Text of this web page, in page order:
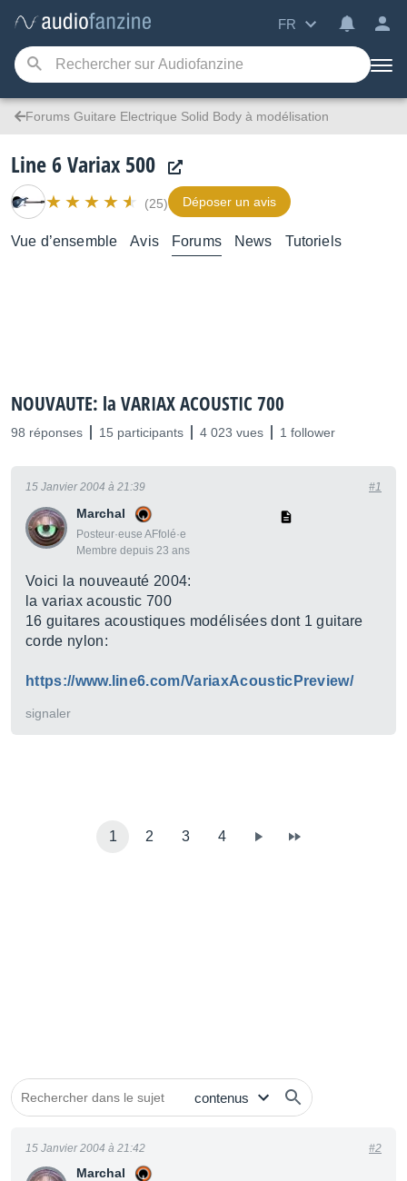
FR
Forums Guitare Electrique Solid Body à modélisation
Line 6 Variax 500
(25) Déposer un avis
Vue d’ensemble Avis Forums News Tutoriels
NOUVAUTE: la VARIAX ACOUSTIC 700
98 réponses 15 participants 4 023 vues 1 follower
Marchal
Posteur·euse AFfolé·e
Membre depuis 23 ans
15 Janvier 2004 à 21:39 #1
Voici la nouveauté 2004:
la variax acoustic 700
16 guitares acoustiques modélisées dont 1 guitare
corde nylon:
https://www.line6.com/VariaxAcousticPreview/
signaler
1 2 3 4
Marchal
15 Janvier 2004 à 21:42 #2